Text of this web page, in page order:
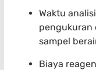
Waktu
pengukuran
sampel
Biaya